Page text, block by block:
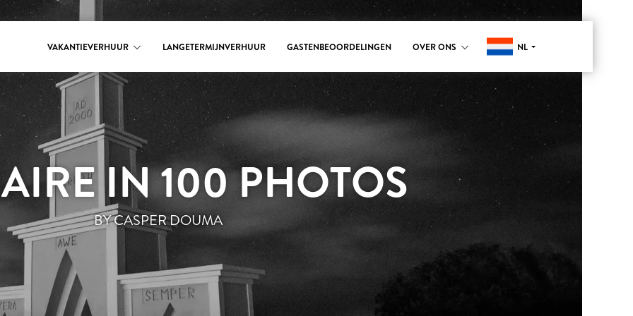
VAKANTIEVERHUUR LANGETERMIJNVERHUUR GASTENBEOORDELINGEN OVER ONS NL
IN 100 PHOTOS
BY CASPER DOUMA